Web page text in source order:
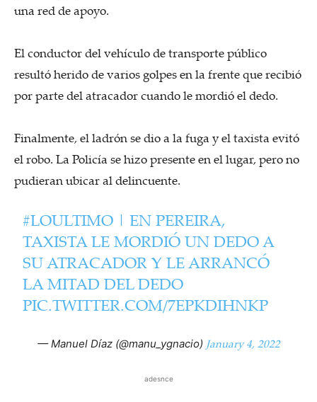
una red de apoyo.
El conductor del vehículo de transporte público
resultó herido de varios golpes en la frente que recibió
por parte del atracador cuando le mordió el dedo.
Finalmente, el ladrón se dio a la fuga y el taxista evitó
el robo. La Policía se hizo presente en el lugar, pero no
pudieran ubicar al delincuente.
#LOULTIMO | EN PEREIRA,
TAXISTA LE MORDIÓ UN DEDO A
SU ATRACADOR Y LE ARRANCÓ
LA MITAD DEL DEDO
PIC.TWITTER.COM/7EPKDIHNKP
— Manuel Díaz (@manu_ygnacio) January 4, 2022
adesnce